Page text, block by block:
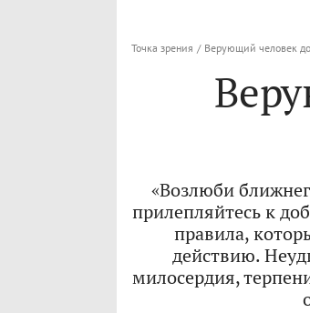
Точка зрения / Верующий человек
«Возлюби
прилепляйтесь к
правила,
действию.
милосердия,